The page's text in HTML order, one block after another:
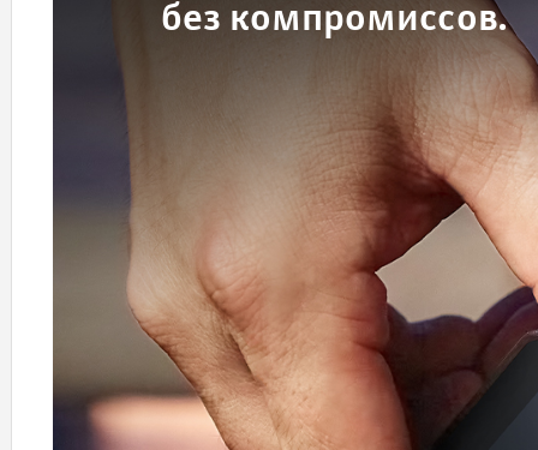
без компромиссов.